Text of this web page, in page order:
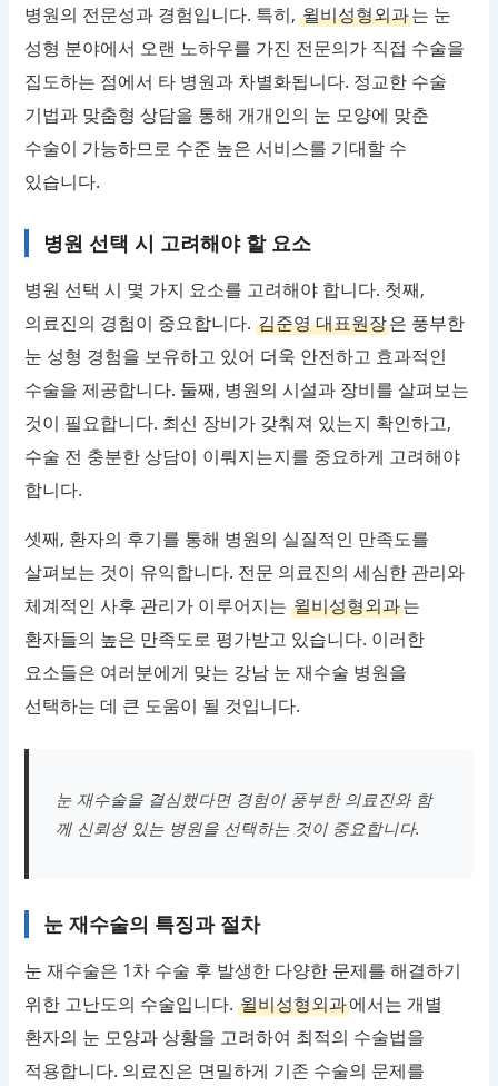
병원의 전문성과 경험입니다. 특히,윌비성형외과는 눈
성형 분야에서 오랜 노하우를 가진 전문의가 직접 수술을
집도하는 점에서 타 병원과 차별화됩니다. 정교한 수술
기법과 맞춤형 상담을 통해 개개인의 눈 모양에 맞춘
수술이 가능하므로 수준 높은 서비스를 기대할 수
있습니다.
병원 선택 시 고려해야 할 요소
병원 선택 시 몇 가지 요소를 고려해야 합니다. 첫째,
의료진의 경험이 중요합니다.김준영 대표원장은 풍부한
눈 성형 경험을 보유하고 있어 더욱 안전하고 효과적인
수술을 제공합니다. 둘째, 병원의 시설과 장비를 살펴보는
것이 필요합니다. 최신 장비가 갖춰져 있는지 확인하고,
수술 전 충분한 상담이 이뤄지는지를 중요하게 고려해야
합니다.
셋째, 환자의 후기를 통해 병원의 실질적인 만족도를
살펴보는 것이 유익합니다. 전문 의료진의 세심한 관리와
체계적인 사후 관리가 이루어지는윌비성형외과는
환자들의 높은 만족도로 평가받고 있습니다. 이러한
요소들은 여러분에게 맞는 강남 눈 재수술 병원을
선택하는 데 큰 도움이 될 것입니다.
눈 재수술을 결심했다면 경험이 풍부한 의료진와 함
께 신뢰성 있는 병원을 선택하는 것이 중요합니다.
눈 재수술의 특징과 절차
눈 재수술은 1차 수술 후 발생한 다양한 문제를 해결하기
위한 고난도의 수술입니다.윌비성형외과에서는 개별
환자의 눈 모양과 상황을 고려하여 최적의 수술법을
적용합니다. 의료진은 면밀하게 기존 수술의 문제를